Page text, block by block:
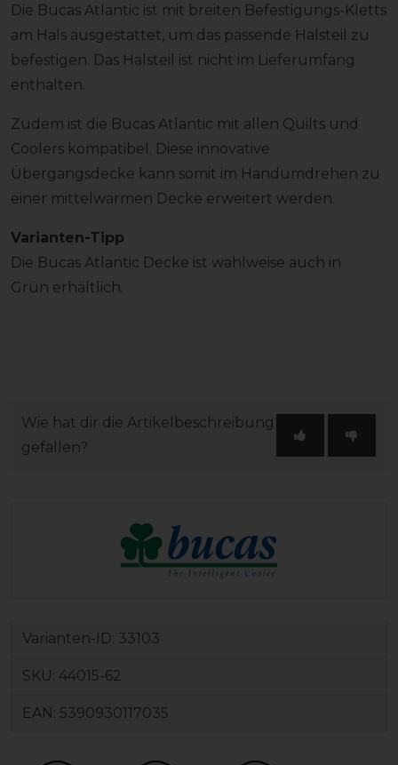
Die Bucas Atlantic ist mit breiten Befestigungs-Kletts
am Hals ausgestattet, um das passende Halsteil zu
befestigen. Das Halsteil ist nicht im Lieferumfang
enthalten.
Zudem ist die Bucas Atlantic mit allen Quilts und
Coolers kompatibel. Diese innovative
Übergangsdecke kann somit im Handumdrehen zu
einer mittelwarmen Decke erweitert werden.
Varianten-Tipp
Die Bucas Atlantic Decke ist wahlweise auch in
Grün erhältlich.
Wie hat dir die Artikelbeschreibung
gefallen?
Varianten-ID: 33103
SKU: 44015-62
EAN: 5390930117035